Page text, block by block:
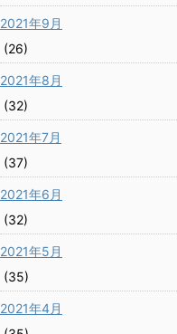
2021年9月
(26)
2021年8月
(32)
2021年7月
(37)
2021年6月
(32)
2021年5月
(35)
2021年4月